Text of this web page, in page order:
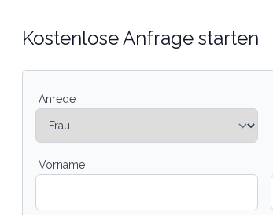
Kostenlose Anfrage starten
Anrede
Vorname